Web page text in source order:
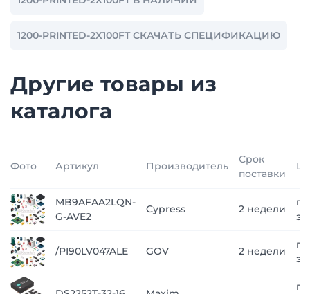
1200-PRINTED-2X100FT СКАЧАТЬ СПЕЦИФИКАЦИЮ
Другие товары из
каталога
Фото Артикул Производитель
Срок
поставки
MB9AFAA2LQN-
G-AVE2
Cypress 2 недели
по
/PI90LV047ALE GOV 2 недели
по
по